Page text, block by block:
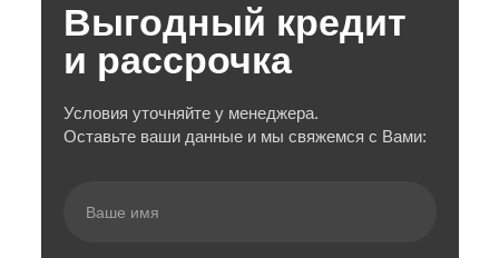
Требования к электропитанию:
Мощность аппарата:
Температура прогрева:
Выгодный кредит
и рассрочка
Условия уточняйте у менеджера.
Оставьте ваши данные и мы свяжемся с Вами: